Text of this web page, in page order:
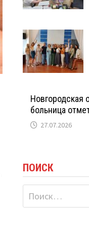
Новгородская
больница
27.07.2026
ПОИСК
Найти: